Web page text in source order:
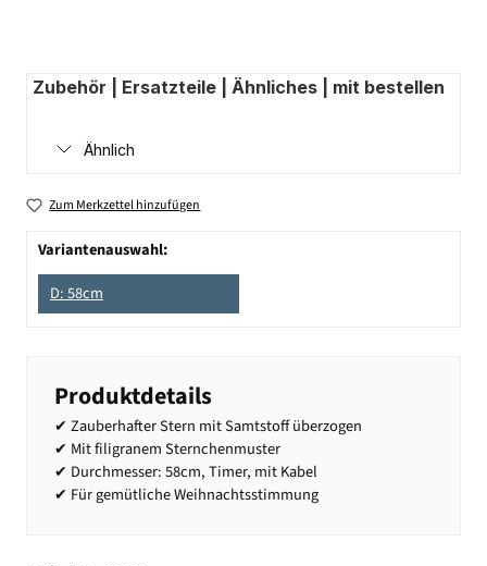
Zubehör | Ersatzteile | Ähnliches | mit bestellen
Ähnlich
Zum Merkzettel hinzufügen
Variantenauswahl:
D: 58cm
Produktdetails
✔ Zauberhafter Stern mit Samtstoff überzogen
✔ Mit filigranem Sternchenmuster
✔ Durchmesser: 58cm, Timer, mit Kabel
✔ Für gemütliche Weihnachtsstimmung